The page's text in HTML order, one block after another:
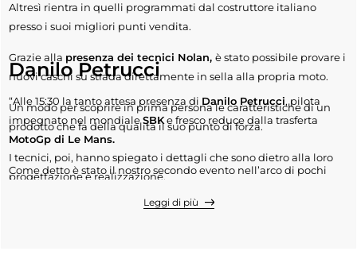
Altresì rientra in quelli programmati dal costruttore italiano
presso i suoi migliori punti vendita.
Grazie alla presenza dei tecnici Nolan,è stato possibile provare i
nuovi caschi su strada direttamente in sella alla propria moto.
Un modo per scoprire in prima persona le caratteristiche di un
prodotto che fa della qualità il suo punto di forza.
I tecnici, poi, hanno spiegato i dettagli che sono dietro alla loro
progettazione e realizzazione.
Chi, poi, è già possessore di un casco Nolan ha potuto
Danilo Petrucci
“Alle 15:30 la tanto attesa presenza di Danilo Petrucci, pilota
impegnato nel mondialeSBKe fresco reduce dalla trasferta
MotoGp di Le Mans.
Come detto è stato il nostro secondo evento nell’arco di pochi
Leggi di più